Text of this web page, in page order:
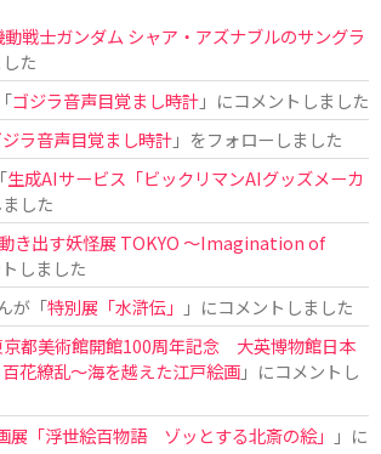
動戦士ガンダム シャア・アズナブルのサングラ
た
ゴジラ音声目覚まし時計」にコメントしました
ラ音声目覚まし時計」をフォローしました
生成AIサービス「ビックリマンAIグッズメーカ
した
動き出す妖怪展 TOKYO 〜Imagination of
しました
が「特別展「水滸伝」
」にコメントしました
都美術館開館100周年記念 大英博物館日本
花繚乱～海を越えた江戸絵画」にコメントし
展「浮世絵百物語 ゾッとする北斎の絵」
」に